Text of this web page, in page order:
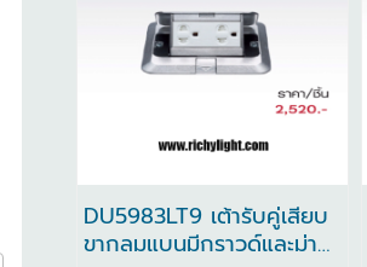
DU5983LT9 เต้ารับคู่เสียบ
ขากลมแบนมีกราวด์และม่าน